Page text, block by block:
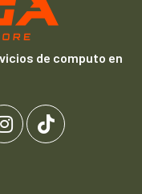
de computo en